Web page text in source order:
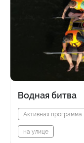
Водная битва
Активная программа
на улице